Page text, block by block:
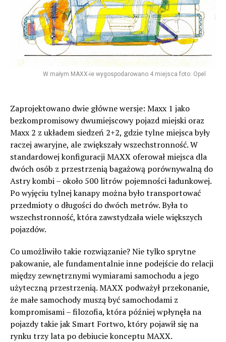
W małym MAXX-ie wygospodarowano 4 miejsca foto: Opel
Zaprojektowano dwie główne wersje: Maxx 1 jako
bezkompromisowy dwumiejscowy pojazd miejski oraz
Maxx 2 z układem siedzeń 2+2, gdzie tylne miejsca były
raczej awaryjne, ale zwiększały wszechstronność. W
standardowej konfiguracji MAXX oferował miejsca dla
dwóch osób z przestrzenią bagażową porównywalną do
Astry kombi – około 500 litrów pojemności ładunkowej.
Po wyjęciu tylnej kanapy można było transportować
przedmioty o długości do dwóch metrów. Była to
wszechstronność, która zawstydzała wiele większych
pojazdów.
Co umożliwiło takie rozwiązanie? Nie tylko sprytne
pakowanie, ale fundamentalnie inne podejście do relacji
między zewnętrznymi wymiarami samochodu a jego
użyteczną przestrzenią. MAXX podważył przekonanie,
że małe samochody muszą być samochodami z
kompromisami – filozofia, która później wpłynęła na
pojazdy takie jak Smart Fortwo, który pojawił się na
rynku trzy lata po debiucie konceptu MAXX.